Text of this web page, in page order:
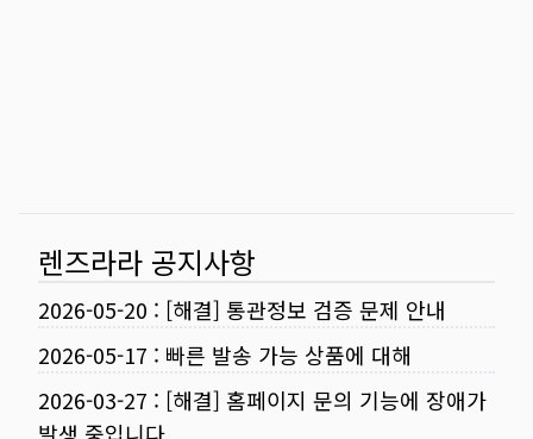
렌즈라라 공지사항
2026-05-20 : [해결] 통관정보 검증 문제 안내
2026-05-17 : 빠른 발송 가능 상품에 대해
2026-03-27 : [해결] 홈페이지 문의 기능에 장애가